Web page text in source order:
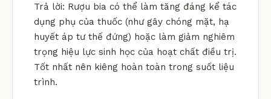
Trả lời: Rượu bia có thể làm tăng đáng kể tác
dụng phụ của thuốc (như gây chóng mặt, hạ
huyết áp tư thế đứng) hoặc làm giảm nghiêm
trọng hiệu lực sinh học của hoạt chất điều trị.
Tốt nhất nên kiêng hoàn toàn trong suốt liệu
trình.